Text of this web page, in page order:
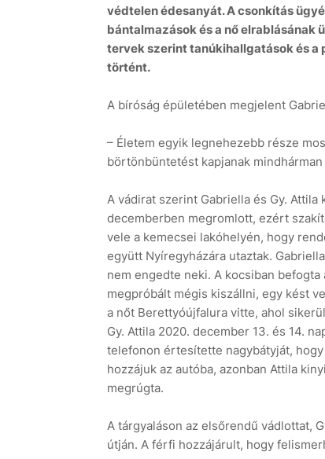
védtelen édesanyát. A csonkítás
bántalmazások és a nő
tervek szerint tanúkihallgatások és a
történt.
A bíróság épületében megjelent
– Életem egyik legnehezebb része
börtönbüntetést kapjanak
A vádirat szerint Gabriella és Gy.
decemberben megromlott, ezért
vele a kemecsei lakóhelyén, hogy
együtt Nyíregyházára utaztak.
nem engedte neki. A kocsiban
megpróbált mégis kiszállni, egy kést
a nőt Berettyóújfalura vitte, ahol
Gy. Attila 2020. december 13. és 14.
telefonon értesítette nagybátyját,
hozzájuk az autóba, azonban Attila
megrúgta.
A tárgyaláson az elsőrendű vádlottat,
útján. A férfi hozzájárult, hogy